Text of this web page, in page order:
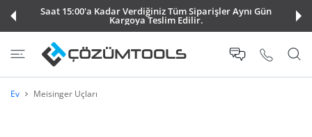
ATLA Saat 15:00'a Kadar Verdiğiniz Tüm Siparişler Aynı Gün
Kargoya Teslim Edilir.
Ev Meisinger Uçları